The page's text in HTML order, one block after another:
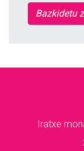
Bazkidetu
Iratxe